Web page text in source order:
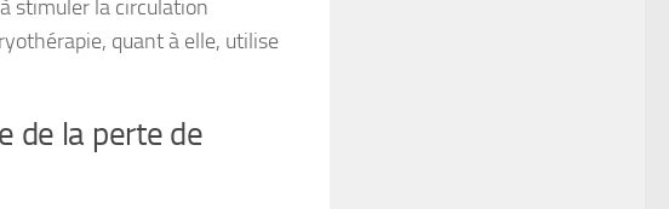
stimuler la circulation
quant à elle, utilise
de la perte de